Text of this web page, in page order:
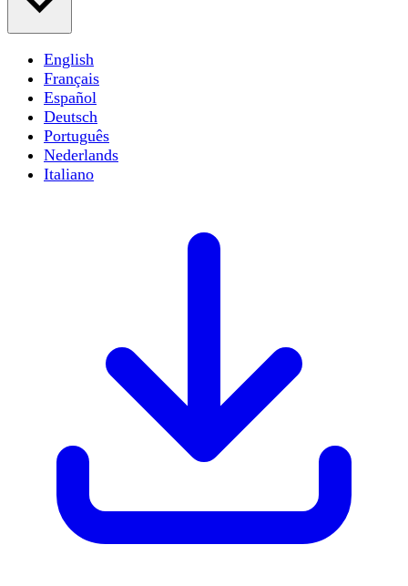
English
Français
Español
Deutsch
Português
Nederlands
Italiano